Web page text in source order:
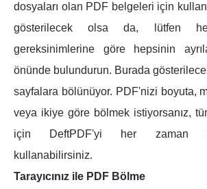
dosyaları olan PDF belgeleri için
gösterilecek olsa da, lütfen
gereksinimlerine göre hepsinin
önünde bulundurun. Burada
sayfalara bölünüyor. PDF'nizi boyuta,
veya ikiye göre bölmek istiyorsanız,
için DeftPDF'yi her zaman
kullanabilirsiniz.
Tarayıcınız ile PDF Bölme